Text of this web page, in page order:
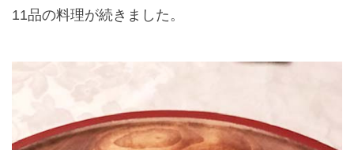
11品の料理が続きました。